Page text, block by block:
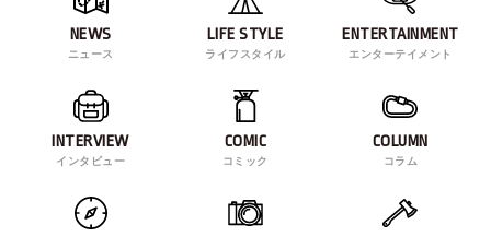
NEWS
ニュース
LIFE STYLE
ライフスタイル
ENTERTAINMENT
エンターテイメント
INTERVIEW
インタビュー
COMIC
コミック
COLUMN
コラム